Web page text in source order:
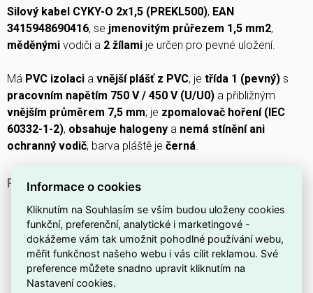
Silový kabel CYKY-O 2x1,5 (PREKL500), EAN
3415948690416, se jmenovitým průřezem 1,5 mm2,
měděnými vodiči a 2 žílami je určen pro pevné uložení.
Má PVC izolaci a vnější plášť z PVC, je třída 1 (pevný) s
pracovním napětím 750 V / 450 V (U/U0) a přibližným
vnějším průměrem 7,5 mm; je zpomalovač hoření (IEC
60332-1-2), obsahuje halogeny a nemá stínění ani
ochranný vodič, barva pláště je černá.
PROČ SI VYBRAT TENTO SILOVÝ KABEL?
Kabel patří do produktové řady CYKY-O , určené pro
pevné uložení.
Jmenovitý průřez vodiče1,5 mm²je vhodný pro běžné
instalace osvětlení a zásuvek.
Vodič změdiposkytuje dobrou tažnost a mechanickou
Informace o cookies
Kliknutím na Souhlasím se vším budou uloženy cookies
funkční, preferenční, analytické i marketingové -
dokážeme vám tak umožnit pohodlné používání webu,
měřit funkčnost našeho webu i vás cílit reklamou. Své
preference můžete snadno upravit kliknutím na
Nastavení cookies.